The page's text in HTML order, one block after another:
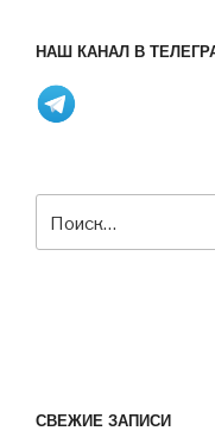
НАШ КАНАЛ В
СВЕЖИЕ ЗАПИСИ